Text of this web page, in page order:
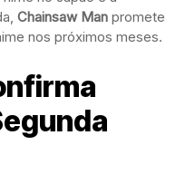
Chainsaw Man promete
nos próximos meses.